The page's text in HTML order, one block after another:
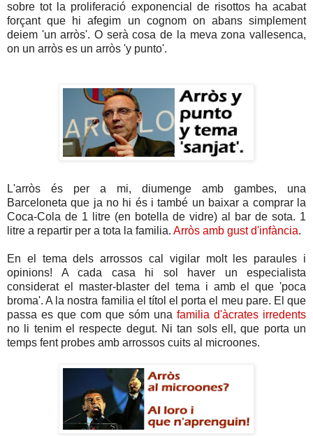
sobre tot la proliferació exponencial de risottos ha acabat
forçant que hi afegim un cognom on abans simplement
deiem 'un arròs'. O serà cosa de la meva zona vallesenca,
on un arròs es un arròs 'y punto'.
L'arròs és per a mi, diumenge amb gambes, una
Barceloneta que ja no hi és i també un baixar a comprar la
Coca-Cola de 1 litre (en botella de vidre) al bar de sota. 1
litre a repartir per a tota la familia. Arròs amb gust d'infància.
En el tema dels arrossos cal vigilar molt les paraules i
opinions! A cada casa hi sol haver un especialista
considerat el master-blaster del tema i amb el que 'poca
broma'. A la nostra familia el títol el porta el meu pare. El que
passa es que com que sóm una familia d'àcrates irredents
no li tenim el respecte degut. Ni tan sols ell, que porta un
temps fent probes amb arrossos cuits al microones.